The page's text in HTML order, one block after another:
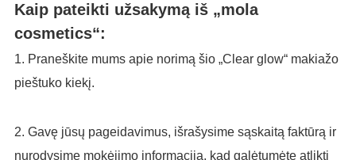
Kaip pateikti užsakymą iš „mola
cosmetics“:
1. Praneškite mums apie norimą šio „Clear glow“ makiažo
pieštuko kiekį.
2. Gavę jūsų pageidavimus, išrašysime sąskaitą faktūrą ir
nurodysime mokėjimo informaciją, kad galėtumėte atlikti